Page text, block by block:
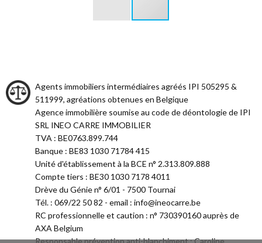
Agents immobiliers intermédiaires agréés IPI 505295 &
511999, agréations obtenues en Belgique
Agence immobilière soumise au code de déontologie de IPI
SRL INEO CARRE IMMOBILIER
TVA : BE0763.899.744
Banque : BE83 1030 71784 415
Unité d'établissement à la BCE n° 2.313.809.888
Compte tiers : BE30 1030 7178 4011
Drève du Génie n° 6/01 - 7500 Tournai
Tél. : 069/22 50 82 - email : info@ineocarre.be
RC professionnelle et caution : n° 730390160 auprès de
AXA Belgium
Responsable prévention anti-blanchiment : Caroline